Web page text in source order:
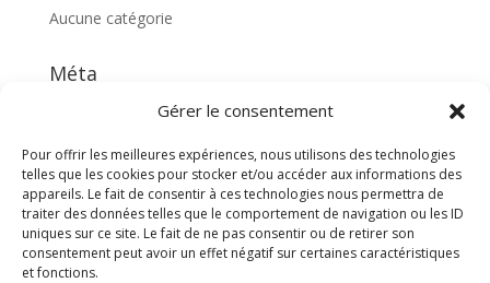
Gérer le consentement
Pour offrir les meilleures expériences, nous utilisons des technologies
telles que les cookies pour stocker et/ou accéder aux informations des
appareils. Le fait de consentir à ces technologies nous permettra de
traiter des données telles que le comportement de navigation ou les ID
uniques sur ce site. Le fait de ne pas consentir ou de retirer son
consentement peut avoir un effet négatif sur certaines caractéristiques
et fonctions.
Aucune catégorie
Méta
Flux des commentaires
Site de WordPress-FR